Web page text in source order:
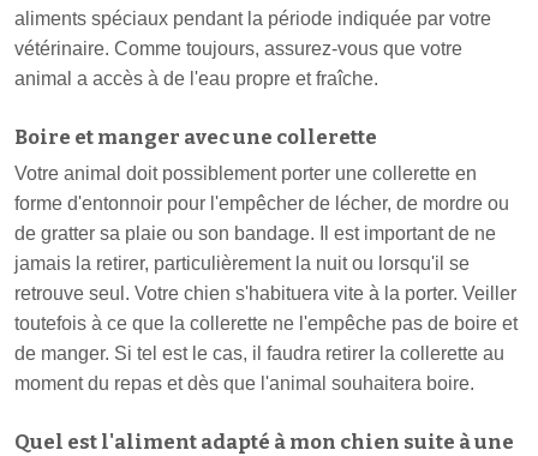
aliments spéciaux pendant la période indiquée par votre
vétérinaire. Comme toujours, assurez-vous que votre
animal a accès à de l'eau propre et fraîche.
Boire et manger avec une collerette
Votre animal doit possiblement porter une collerette en
forme d'entonnoir pour l'empêcher de lécher, de mordre ou
de gratter sa plaie ou son bandage. Il est important de ne
jamais la retirer, particulièrement la nuit ou lorsqu'il se
retrouve seul. Votre chien s'habituera vite à la porter. Veiller
toutefois à ce que la collerette ne l'empêche pas de boire et
de manger. Si tel est le cas, il faudra retirer la collerette au
moment du repas et dès que l'animal souhaitera boire.
Quel est l'aliment adapté à mon chien suite à une